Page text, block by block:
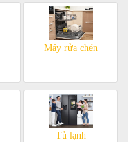
Máy rửa chén
Tủ lạnh